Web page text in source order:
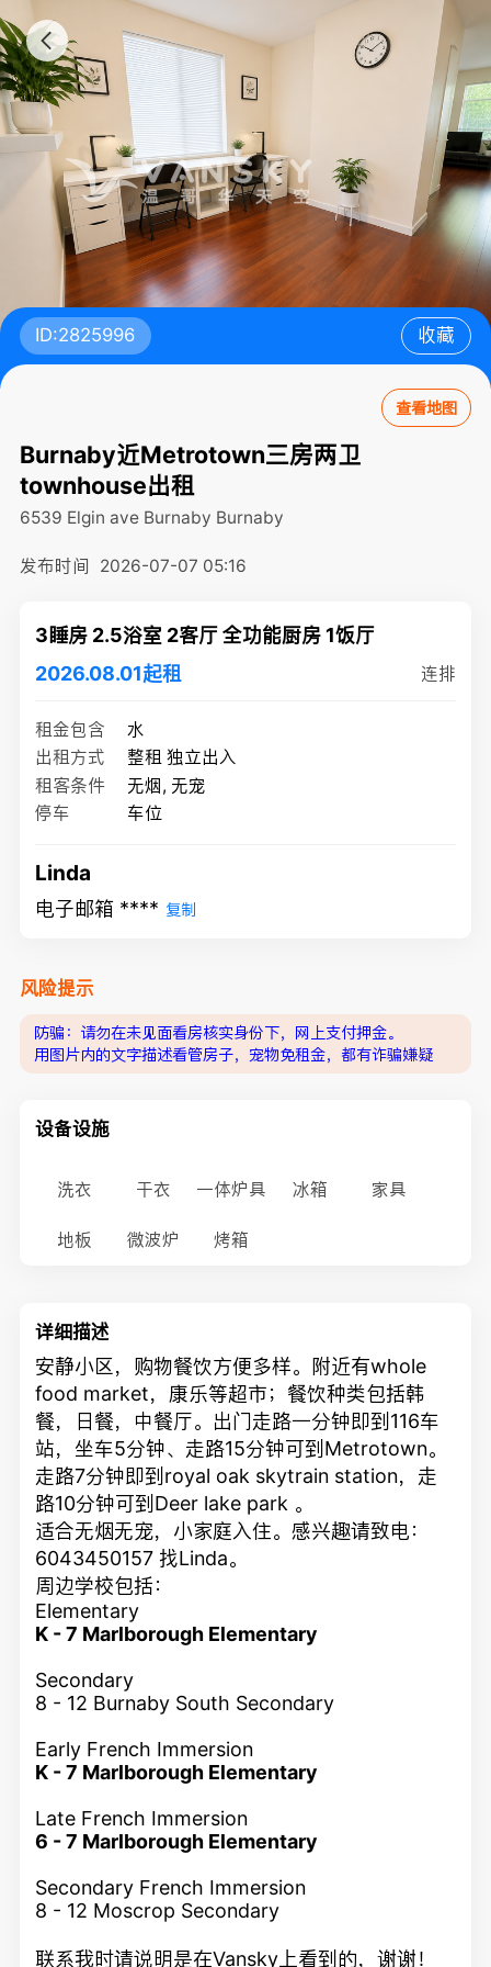
ID:2825996 收藏
查看地图
Burnaby近Metrotown三房两卫
townhouse出租
6539 Elgin ave Burnaby Burnaby
发布时间 2026-07-07 05:16
3睡房 2.5浴室 2客厅 全功能厨房 1饭厅
2026.08.01起租
连排
租金包含
水
出租方式
整租 独立出入
租客条件
无烟, 无宠
停车
车位
Linda
电子邮箱 **** 复制
风险提示
防骗：请勿在未见面看房核实身份下，网上支付押金。
用图片内的文字描述看管房子，宠物免租金，都有诈骗嫌疑
设备设施
洗衣 干衣 一体炉具 冰箱 家具
地板 微波炉 烤箱
详细描述
安静小区，购物餐饮方便多样。附近有whole
food market，康乐等超市；餐饮种类包括韩
餐，日餐，中餐厅。出门走路一分钟即到116车
站，坐车5分钟、走路15分钟可到Metrotown。
走路7分钟即到royal oak skytrain station，走
路10分钟可到Deer lake park 。
适合无烟无宠，小家庭入住。感兴趣请致电：
6043450157 找Linda。
周边学校包括：
Elementary
K - 7 Marlborough Elementary
Secondary
8 - 12 Burnaby South Secondary
Early French Immersion
K - 7 Marlborough Elementary
Late French Immersion
6 - 7 Marlborough Elementary
Secondary French Immersion
8 - 12 Moscrop Secondary
联系我时请说明是在Vansky上看到的，谢谢！